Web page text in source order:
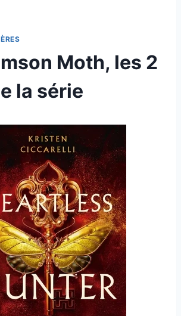
Moth, les 2
la série